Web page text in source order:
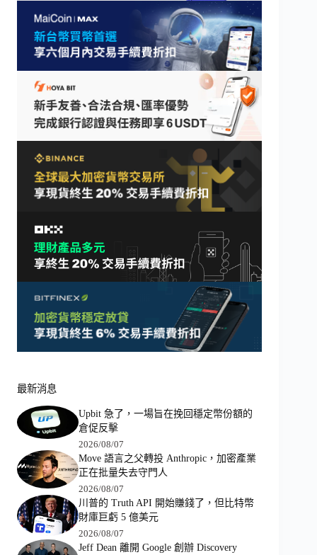
最新消息
Upbit 急了，一場旨在挽回穩定幣份額的
倉促反擊
2026/08/07
Move 語言之父轉投 Anthropic，加密產業
正在批量失去守門人
2026/08/07
川普的 Truth API 開始賺錢了，但比特幣
財庫巨虧 5 億美元
2026/08/07
Jeff Dean 離開 Google 創辦 Discovery